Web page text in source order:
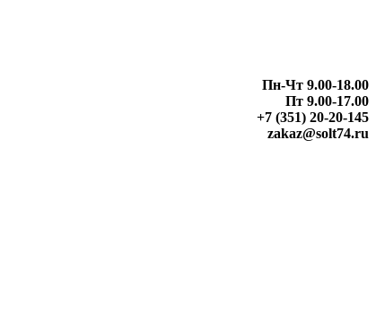
Пн-Чт 9.00-18.00
Пт 9.00-17.00
+7 (351) 20-20-145
zakaz@solt74.ru